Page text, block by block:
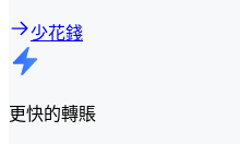
少花錢
更快的轉賬